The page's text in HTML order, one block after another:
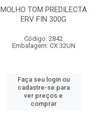
MOLHO TOM PREDILECTA
ERV FIN 300G
Código: 2842
Embalagem: CX 32UN
Faça seu login ou
cadastre-se para
ver preços e
comprar